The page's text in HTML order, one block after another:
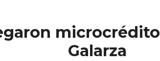
Galarza